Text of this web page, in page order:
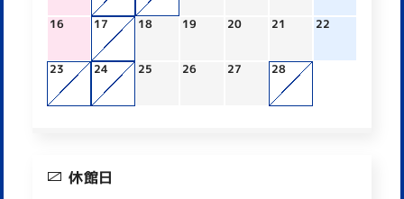
16 17 18 19 20 21 22
23 24 25 26 27 28
休館日